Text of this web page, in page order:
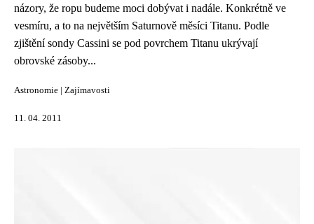
názory, že ropu budeme moci dobývat i nadále. Konkrétně ve
vesmíru, a to na největším Saturnově měsíci Titanu. Podle
zjištění sondy Cassini se pod povrchem Titanu ukrývají
obrovské zásoby...
Astronomie Zajímavosti
11. 04. 2011